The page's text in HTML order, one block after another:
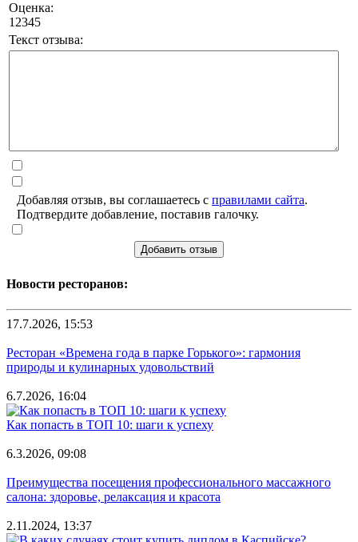
Оценка:
1 2345
Текст отзыва:
Добавляя отзыв, вы соглашаетесь с правилами сайта.
Подтвердите добавление, поставив галочку.
Добавить отзыв
Новости ресторанов:
17.7.2026, 15:53
Ресторан «Времена года в парке Горького»: гармония
природы и кулинарных удовольствий
6.7.2026, 16:04
Как попасть в ТОП 10: шаги к успеху
6.3.2026, 09:08
Преимущества посещения профессионального массажного
салона: здоровье, релаксация и красота
2.11.2024, 13:37